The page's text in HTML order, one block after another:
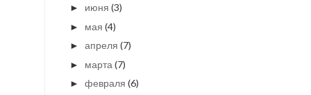
► июня (3)
► мая (4)
► апреля (7)
► марта (7)
► февраля (6)